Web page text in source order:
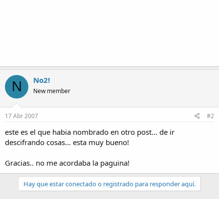
N No2!
New member
17 Abr 2007 #2
este es el que habia nombrado en otro post... de ir
descifrando cosas... esta muy bueno!
Gracias.. no me acordaba la paguina!
Hay que estar conectado o registrado para responder aquí.